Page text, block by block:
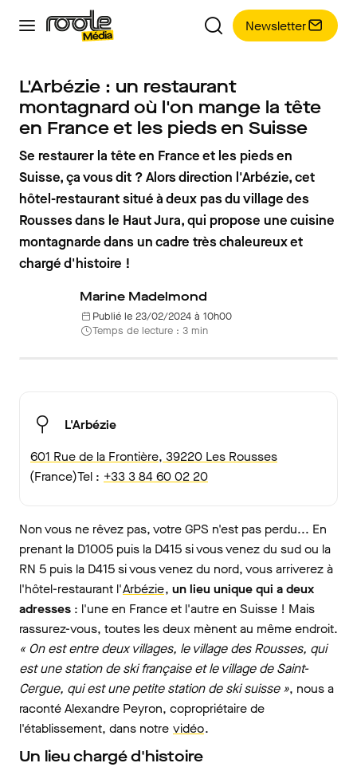
Newsletter
L'Arbézie : un restaurant
montagnard où l'on mange la tête
en France et les pieds en Suisse
Se restaurer la tête en France et les pieds en
Suisse, ça vous dit ? Alors direction l'Arbézie, cet
hôtel-restaurant situé à deux pas du village des
Rousses dans le Haut Jura, qui propose une cuisine
montagnarde dans un cadre très chaleureux et
chargé d'histoire !
Marine Madelmond
Publié le 23/02/2024 à 10h00
Temps de lecture : 3 min
L'Arbézie
601 Rue de la Frontière, 39220 Les Rousses
(France)Tel : +33 3 84 60 02 20
Non vous ne rêvez pas, votre GPS n'est pas perdu... En
prenant la D1005 puis la D415 si vous venez du sud ou la
RN 5 puis la D415 si vous venez du nord, vous arriverez à
l'hôtel-restaurant l'Arbézie, un lieu unique qui a deux
adresses : l'une en France et l'autre en Suisse ! Mais
rassurez-vous, toutes les deux mènent au même endroit.
« On est entre deux villages, le village des Rousses, qui
est une station de ski française et le village de Saint-
Cergue, qui est une petite station de ski suisse », nous a
raconté Alexandre Peyron, copropriétaire de
l'établissement, dans notre vidéo.
Un lieu chargé d'histoire